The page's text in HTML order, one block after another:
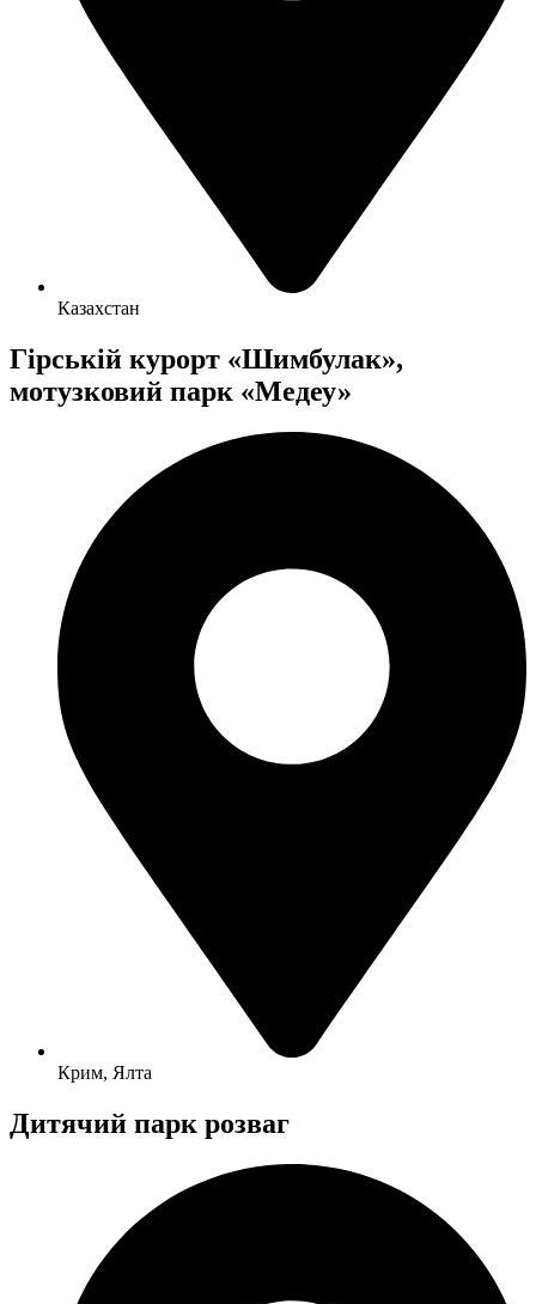
Казахстан
Гірській курорт «Шимбулак»,
мотузковий парк «Медеу»
Крим, Ялта
Дитячий парк розваг